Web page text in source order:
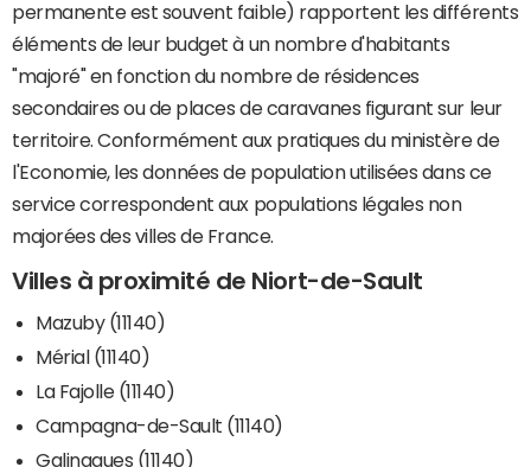
permanente est souvent faible) rapportent les différents
éléments de leur budget à un nombre d'habitants
"majoré" en fonction du nombre de résidences
secondaires ou de places de caravanes figurant sur leur
territoire. Conformément aux pratiques du ministère de
l'Economie, les données de population utilisées dans ce
service correspondent aux populations légales non
majorées des villes de France.
Villes à proximité de Niort-de-Sault
Mazuby (11140)
Mérial (11140)
La Fajolle (11140)
Campagna-de-Sault (11140)
Galinagues (11140)